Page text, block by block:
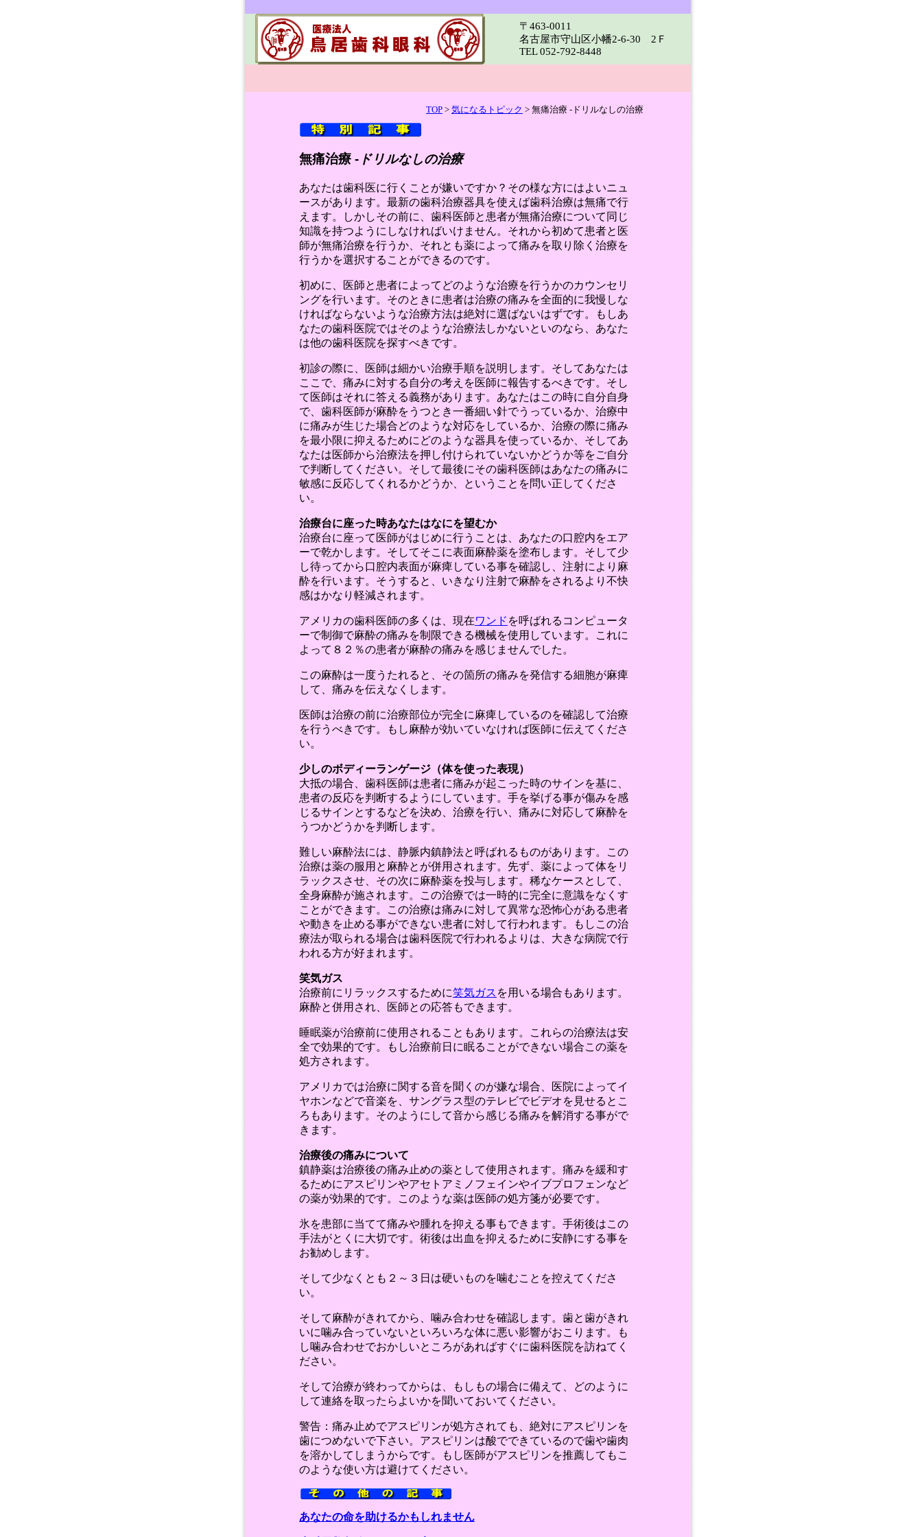
〒463-0011
名古屋市守山区小幡2-6-30 2Ｆ
TEL 052-792-8448
TOP > 気になるトピック > 無痛治療 - ドリルなしの治療
無痛治療 - ドリルなしの治療
あなたは歯科医に行くことが嫌いですか？その様な方にはよいニュ
ースがあります。最新の歯科治療器具を使えば歯科治療は無痛で行
えます。しかしその前に、歯科医師と患者が無痛治療について同じ
知識を持つようにしなければいけません。それから初めて患者と医
師が無痛治療を行うか、それとも薬によって痛みを取り除く治療を
行うかを選択することができるのです。
初めに、医師と患者によってどのような治療を行うかのカウンセリ
ングを行います。そのときに患者は治療の痛みを全面的に我慢しな
ければならないような治療方法は絶対に選ばないはずです。もしあ
なたの歯科医院ではそのような治療法しかないといのなら、あなた
は他の歯科医院を探すべきです。
初診の際に、医師は細かい治療手順を説明します。そしてあなたは
ここで、痛みに対する自分の考えを医師に報告するべきです。そし
て医師はそれに答える義務があります。あなたはこの時に自分自身
で、歯科医師が麻酔をうつとき一番細い針でうっているか、治療中
に痛みが生じた場合どのような対応をしているか、治療の際に痛み
を最小限に抑えるためにどのような器具を使っているか、そしてあ
なたは医師から治療法を押し付けられていないかどうか等をご自分
で判断してください。そして最後にその歯科医師はあなたの痛みに
敏感に反応してくれるかどうか、ということを問い正してくださ
い。
治療台に座った時あなたはなにを望むか
治療台に座って医師がはじめに行うことは、あなたの口腔内をエア
ーで乾かします。そしてそこに表面麻酔薬を塗布します。そして少
し待ってから口腔内表面が麻痺している事を確認し、注射により麻
酔を行います。そうすると、いきなり注射で麻酔をされるより不快
感はかなり軽減されます。
アメリカの歯科医師の多くは、現在ワンド を呼ばれるコンピュータ
ーで制御で麻酔の痛みを制限できる機械を使用しています。これに
よって８２％の患者が麻酔の痛みを感じませんでした。
この麻酔は一度うたれると、その箇所の痛みを発信する細胞が麻痺
して、痛みを伝えなくします。
医師は治療の前に治療部位が完全に麻痺しているのを確認して治療
を行うべきです。もし麻酔が効いていなければ医師に伝えてくださ
い。
少しのボディーランゲージ（体を使った表現）
大抵の場合、歯科医師は患者に痛みが起こった時のサインを基に、
患者の反応を判断するようにしています。手を挙げる事が傷みを感
じるサインとするなどを決め、治療を行い、痛みに対応して麻酔を
うつかどうかを判断します。
難しい麻酔法には、静脈内鎮静法と呼ばれるものがあります。この
治療は薬の服用と麻酔とが併用されます。先ず、薬によって体をリ
ラックスさせ、その次に麻酔薬を投与します。稀なケースとして、
全身麻酔が施されます。この治療では一時的に完全に意識をなくす
ことができます。この治療は痛みに対して異常な恐怖心がある患者
や動きを止める事ができない患者に対して行われます。もしこの治
療法が取られる場合は歯科医院で行われるよりは、大きな病院で行
われる方が好まれます。
笑気ガス
治療前にリラックスするために笑気ガス を用いる場合もあります。
麻酔と併用され、医師との応答もできます。
睡眠薬が治療前に使用されることもあります。これらの治療法は安
全で効果的です。もし治療前日に眠ることができない場合この薬を
処方されます。
アメリカでは治療に関する音を聞くのが嫌な場合、医院によってイ
ヤホンなどで音楽を、サングラス型のテレビでビデオを見せるとこ
ろもあります。そのようにして音から感じる痛みを解消する事がで
きます。
治療後の痛みについて
鎮静薬は治療後の痛み止めの薬として使用されます。痛みを緩和す
るためにアスピリンやアセトアミノフェインやイブプロフェンなど
の薬が効果的です。このような薬は医師の処方箋が必要です。
氷を患部に当てて痛みや腫れを抑える事もできます。手術後はこの
手法がとくに大切です。術後は出血を抑えるために安静にする事を
お勧めします。
そして少なくとも２～３日は硬いものを噛むことを控えてくださ
い。
そして麻酔がきれてから、噛み合わせを確認します。歯と歯がきれ
いに噛み合っていないといろいろな体に悪い影響がおこります。も
し噛み合わせでおかしいところがあればすぐに歯科医院を訪ねてく
ださい。
そして治療が終わってからは、もしもの場合に備えて、どのように
して連絡を取ったらよいかを聞いておいてください。
警告：痛み止めでアスピリンが処方されても、絶対にアスピリンを
歯につめないで下さい。アスピリンは酸でできているので歯や歯肉
を溶かしてしまうからです。もし医師がアスピリンを推薦してもこ
のような使い方は避けてください。
あなたの命を助けるかもしれません